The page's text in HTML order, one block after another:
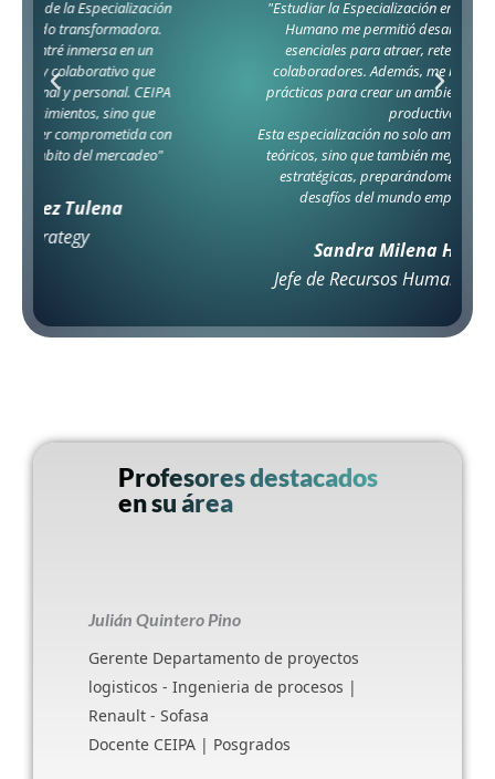
"Estudiar la Especialización en Gerencia del Talento
Humano me permitió desarrollar habilidades
esenciales para atraer, retener y motivar a los
colaboradores. Además, me brindó herramientas
prácticas para crear un ambiente laboral positivo y
Esta especialización no solo amplió mis conocimientos
teóricos, sino que también mejoró mis capacidades
estratégicas, preparándome para enfrentar los
desafíos del mundo empresarial actual."
Sandra Milena Hernández
Jefe de Recursos Humanos Persal S.A.S.
Profesores destacados
en su área
Julián Quintero Pino
Gerente Departamento de proyectos
logisticos - Ingenieria de procesos |
Renault - Sofasa
Docente CEIPA | Posgrados